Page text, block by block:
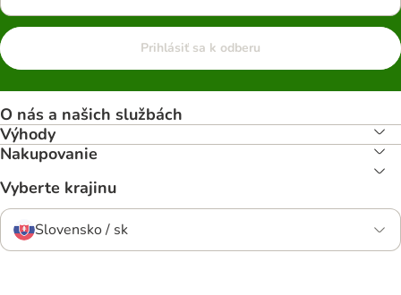
Prihlásiť sa k odberu
O nás a našich službách
Výhody
Nakupovanie
Vyberte krajinu
Slovensko / sk